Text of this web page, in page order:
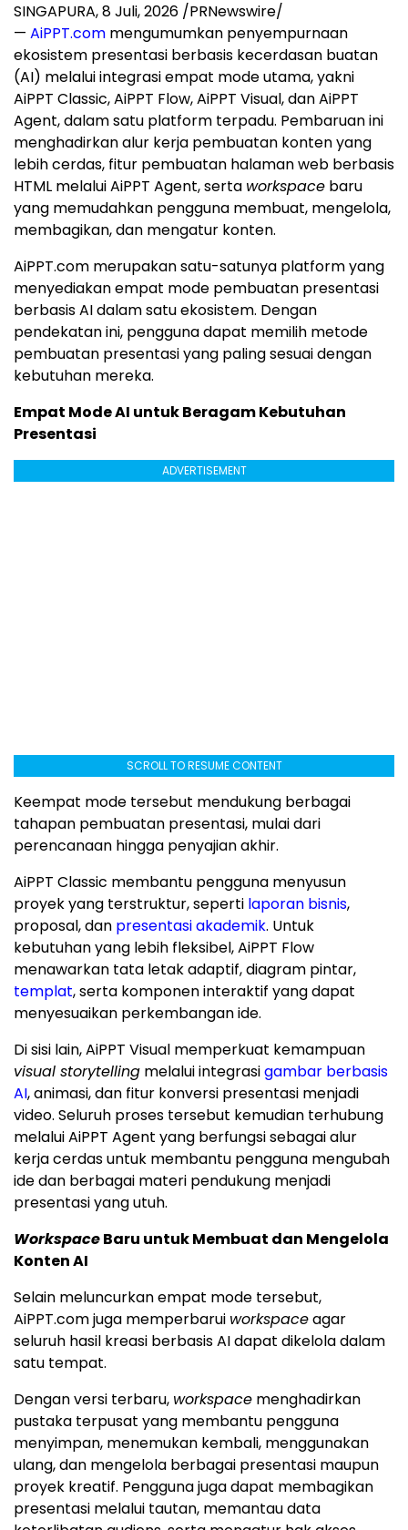
SINGAPURA,8 Juli, 2026 /PRNewswire/
— AiPPT.com mengumumkan penyempurnaan
ekosistem presentasi berbasis kecerdasan buatan
(AI) melalui integrasi empat mode utama, yakni
AiPPT Classic, AiPPT Flow, AiPPT Visual, dan AiPPT
Agent, dalam satu platform terpadu. Pembaruan ini
menghadirkan alur kerja pembuatan konten yang
lebih cerdas, fitur pembuatan halaman web berbasis
HTML melalui AiPPT Agent, serta workspace baru
yang memudahkan pengguna membuat, mengelola,
membagikan, dan mengatur konten.
AiPPT.com merupakan satu-satunya platform yang
menyediakan empat mode pembuatan presentasi
berbasis AI dalam satu ekosistem. Dengan
pendekatan ini, pengguna dapat memilih metode
pembuatan presentasi yang paling sesuai dengan
kebutuhan mereka.
Empat Mode AI untuk Beragam Kebutuhan
Presentasi
ADVERTISEMENT
SCROLL TO RESUME CONTENT
Keempat mode tersebut mendukung berbagai
tahapan pembuatan presentasi, mulai dari
perencanaan hingga penyajian akhir.
AiPPT Classic membantu pengguna menyusun
proyek yang terstruktur, seperti laporan bisnis,
proposal, dan presentasi akademik. Untuk
kebutuhan yang lebih fleksibel, AiPPT Flow
menawarkan tata letak adaptif, diagram pintar,
templat, serta komponen interaktif yang dapat
menyesuaikan perkembangan ide.
Di sisi lain, AiPPT Visual memperkuat kemampuan
visual storytelling melalui integrasigambar berbasis
AI, animasi, dan fitur konversi presentasi menjadi
video. Seluruh proses tersebut kemudian terhubung
melalui AiPPT Agent yang berfungsi sebagai alur
kerja cerdas untuk membantu pengguna mengubah
ide dan berbagai materi pendukung menjadi
presentasi yang utuh.
WorkspaceBaru untuk Membuat dan Mengelola
Konten AI
Selain meluncurkan empat mode tersebut,
AiPPT.com juga memperbarui workspaceagar
seluruh hasil kreasi berbasis AI dapat dikelola dalam
satu tempat.
Dengan versi terbaru, workspace menghadirkan
pustaka terpusat yang membantu pengguna
menyimpan, menemukan kembali, menggunakan
ulang, dan mengelola berbagai presentasi maupun
proyek kreatif. Pengguna juga dapat membagikan
presentasi melalui tautan, memantau data